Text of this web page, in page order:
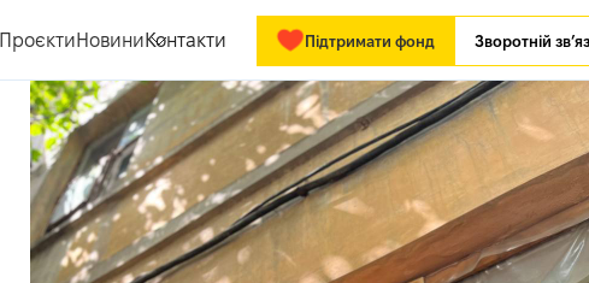
ПроєктиНовини Контакти Підтримати фонд Зворотній